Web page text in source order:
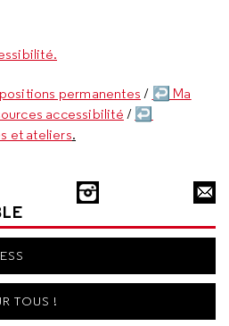
permanentes / ↩ Ma
accessibilité / ↩
et ateliers.
TOUS !